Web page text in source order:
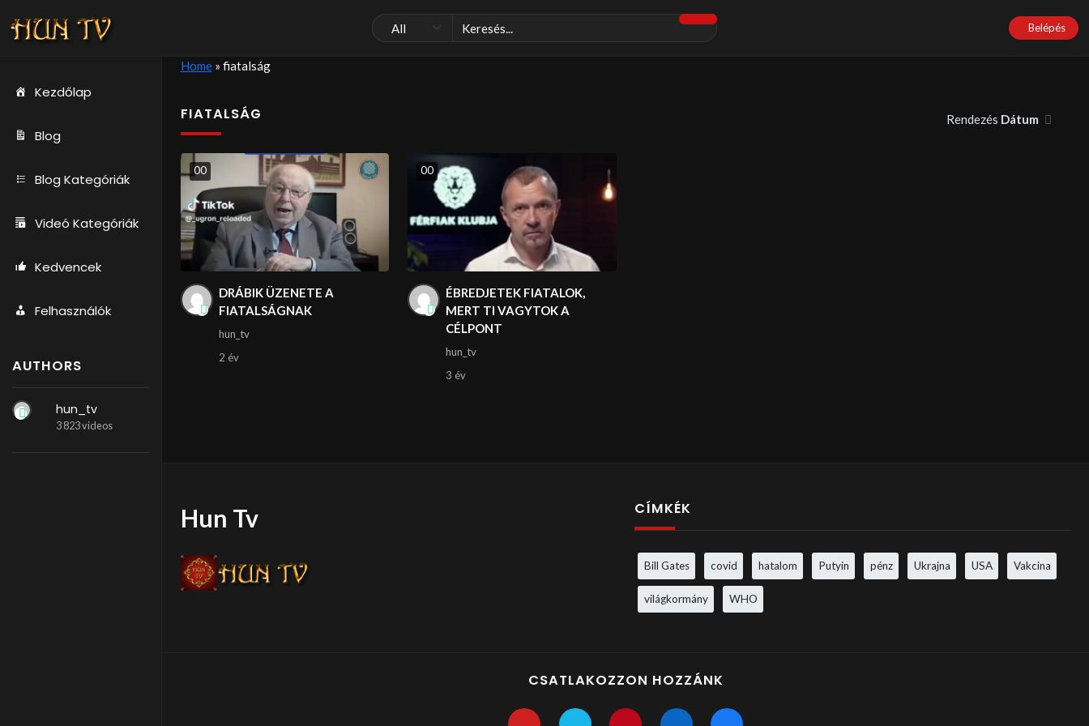
Belépés
Kezdőlap
Blog
Blog Kategóriák
Videó Kategóriák
Kedvencek
Felhasználók
AUTHORS
hun_tv
3 823 videos
Home» fiatalság
FIATALSÁG Rendezés Dátum
00
DRÁBIK ÜZENETE A
FIATALSÁGNAK
hun_tv
2 év
00
ÉBREDJETEK FIATALOK,
MERT TI VAGYTOK A
CÉLPONT
hun_tv
3 év
Hun Tv CÍMKÉK
Bill Gates covid hatalom Putyin pénz Ukrajna USA Vakcina
világkormány WHO
CSATLAKOZZON HOZZÁNK